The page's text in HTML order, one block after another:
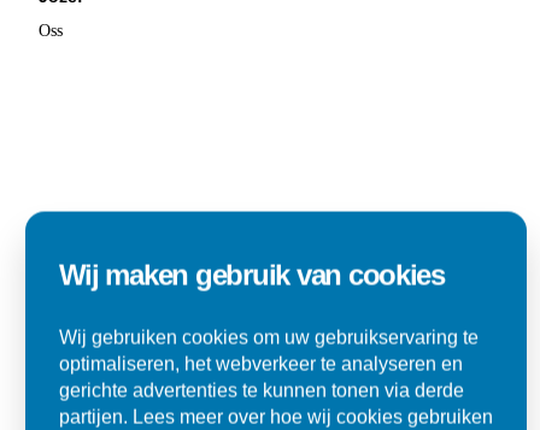
Oss
Wij maken gebruik van cookies
Wij gebruiken cookies om uw gebruikservaring te
optimaliseren, het webverkeer te analyseren en
gerichte advertenties te kunnen tonen via derde
partijen. Lees meer over hoe wij cookies gebruiken